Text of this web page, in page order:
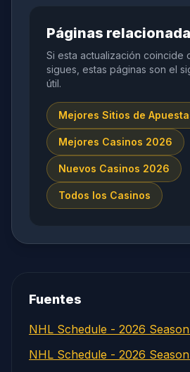
Páginas
Si esta actualización coincide
sigues, estas páginas son el
útil.
Mejores Sitios de
Mejores Casinos 2026
Nuevos Casinos 2026
Todos los Casinos
Fuentes
NHL Schedule - 2026
NHL Schedule - 2026